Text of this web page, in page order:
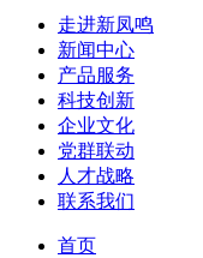
走进新凤鸣
新闻中心
产品服务
科技创新
企业文化
党群联动
人才战略
联系我们
首页